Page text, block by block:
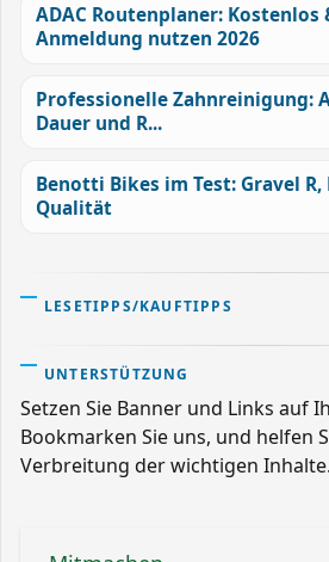
ADAC Routenplaner: Kostenlos
Anmeldung nutzen 2026
Professionelle Zahnreinigung:
Dauer und R...
Benotti Bikes im Test: Gravel
Qualität
LESETIPPS/KAUFTIPPS
UNTERSTÜTZUNG
Setzen Sie Banner und Links auf
Bookmarken Sie uns, und helfen
Verbreitung der wichtigen Inhalte.